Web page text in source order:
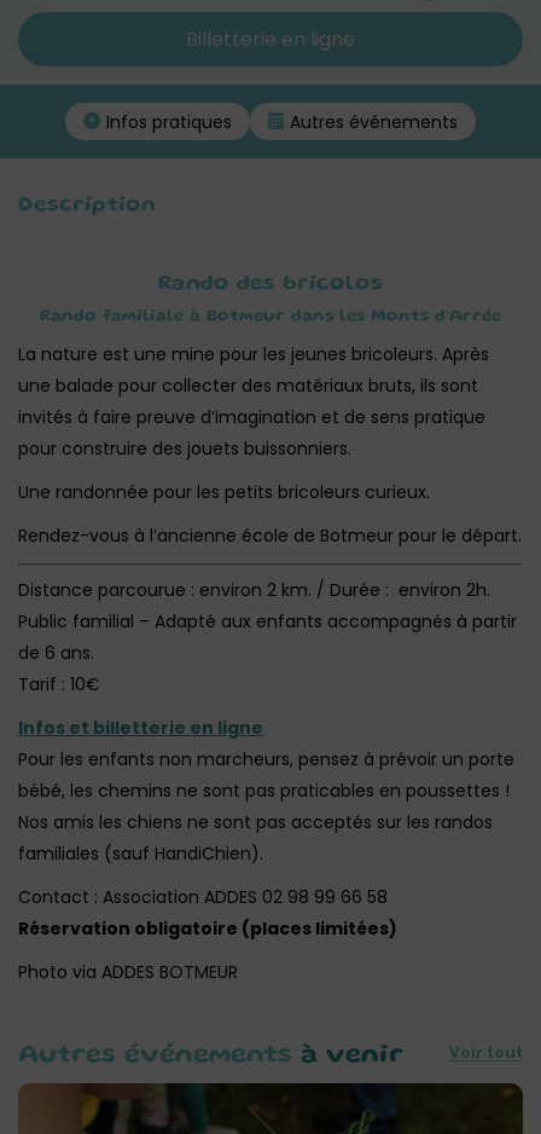
Billetterie en ligne
Infos pratiques Autres événements
Description
Rando des bricolos
Rando familiale à Botmeur dans les Monts d’Arrée
La nature est une mine pour les jeunes bricoleurs. Après
une balade pour collecter des matériaux bruts, ils sont
invités à faire preuve d’imagination et de sens pratique
pour construire des jouets buissonniers.
Une randonnée pour les petits bricoleurs curieux.
Rendez-vous à l’ancienne école de Botmeur pour le départ.
Distance parcourue : environ 2 km. / Durée : environ 2h.
Public familial – Adapté aux enfants accompagnés à partir
de 6 ans.
Tarif : 10€
Infos et billetterie en ligne
Pour les enfants non marcheurs, pensez à prévoir un porte
bébé, les chemins ne sont pas praticables en poussettes !
Nos amis les chiens ne sont pas acceptés sur les randos
familiales (sauf HandiChien).
Contact : Association ADDES 02 98 99 66 58
Réservation obligatoire (places limitées)
Photo via ADDES BOTMEUR
Autres événements à venir Voir tout